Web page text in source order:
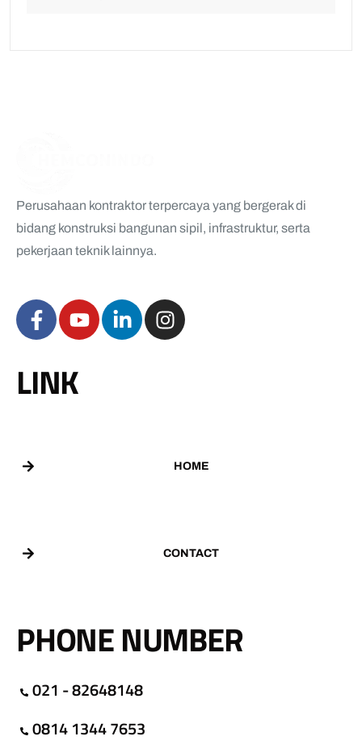
Perusahaan kontraktor terpercaya yang bergerak di
bidang konstruksi bangunan sipil, infrastruktur, serta
pekerjaan teknik lainnya.
LINK
HOME
CONTACT
PHONE NUMBER
021 - 82648148
0814 1344 7653